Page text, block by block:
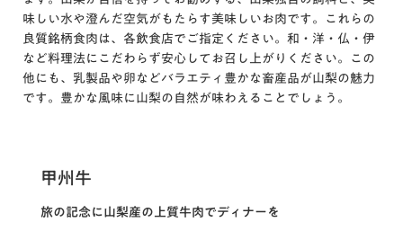
味しい水や澄んだ空気がもたらす美味しいお肉です。これらの
良質銘柄食肉は、各飲食店でご指定ください。和・洋・仏・伊
など料理法にこだわらず安心してお召し上がりください。この
他にも、乳製品や卵などバラエティ豊かな畜産品が山梨の魅力
です。豊かな風味に山梨の自然が味わえることでしょう。
甲州牛
旅の記念に山梨産の上質牛肉でディナーを